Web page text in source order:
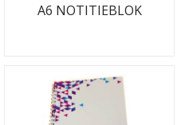
A6 NOTITIEBLOK